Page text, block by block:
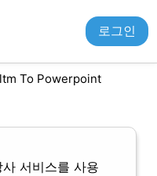
로그인
To Powerpoint
서비스를 사용